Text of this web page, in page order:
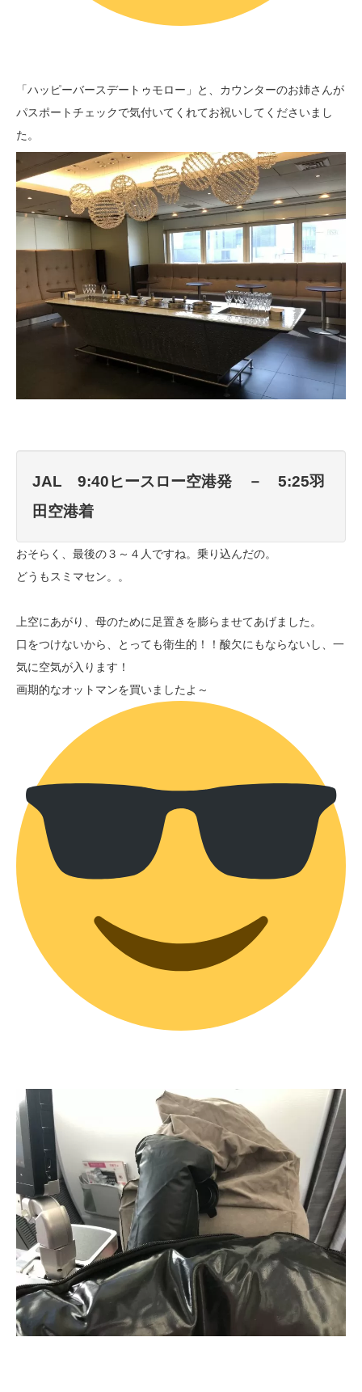
「ハッピーバースデートゥモロー」と、カウンターのお姉さんが
パスポートチェックで気付いてくれてお祝いしてくださいまし
た。
JAL 9:40ヒースロー空港発 － 5:25羽
田空港着
おそらく、最後の３～４人ですね。乗り込んだの。
どうもスミマセン。。
上空にあがり、母のために足置きを膨らませてあげました。
口をつけないから、とっても衛生的！！酸欠にもならないし、一
気に空気が入ります！
画期的なオットマンを買いましたよ～